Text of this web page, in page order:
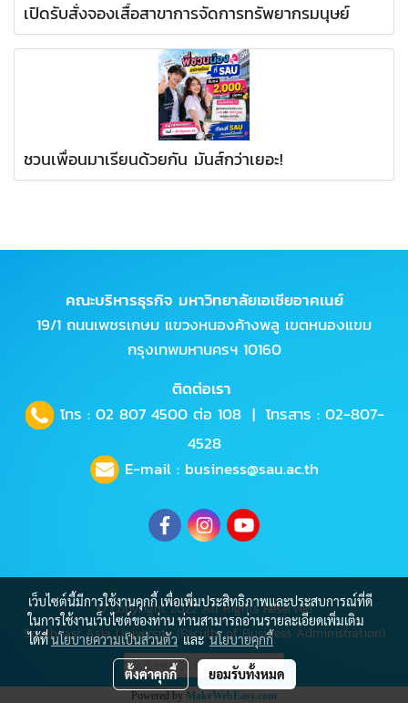
เปิดรับสั่งจองเสื้อสาขาการจัดการทรัพยากรมนุษย์
ชวนเพื่อนมาเรียนด้วยกัน มันส์กว่าเยอะ!
คณะบริหารธุรกิจ มหาวิทยาลัยเอเชียอาคเนย์
19/1 ถนนเพชรเกษม แขวงหนองค้างพลู เขตหนองแขม
กรุงเทพมหานครฯ 10160
ติดต่อเรา
โทร : 02 807 4500ต่อ 108 | โทรสาร : 02-807-
4528
E-mail : business@sau.ac.th
© Copyright 2022 All Rights Reserved
Southeast Asia University (Faculty of Business Administration)
ผู้เข้าชมวันนี้ 317
Powered by MakeWebEasy.com
เว็บไซต์นี้มีการใช้งานคุกกี้ เพื่อเพิ่มประสิทธิภาพและประสบการณ์ที่ดี
ในการใช้งานเว็บไซต์ของท่าน ท่านสามารถอ่านรายละเอียดเพิ่มเติม
ได้ที่นโยบายความเป็นส่วนตัวและนโยบายคุกกี้
ตั้งค่าคุกกี้ ยอมรับทั้งหมด